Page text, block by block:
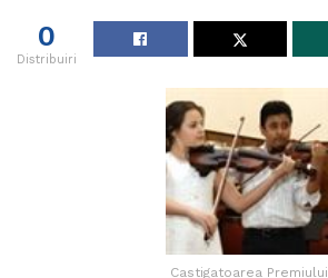
0
Distribuiri
Castigatoarea Premiului